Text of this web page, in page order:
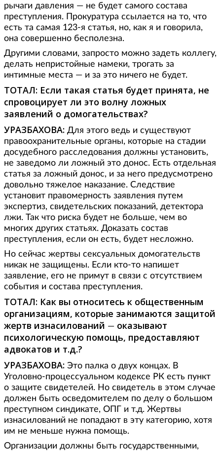
рычаги давления — не будет самого состава
преступления. Прокуратура ссылается на то, что
есть та самая 123-я статья, но, как я и говорила,
она совершенно бесполезна.
Другими словами, запросто можно задеть коллегу,
делать непристойные намеки, трогать за
интимные места — и за это ничего не будет.
ТОТАЛ: Если такая статья будет принята, не
спровоцирует ли это волну ложных
заявлений о домогательствах?
УРАЗБАХОВА: Для этого ведь и существуют
правоохранительные органы, которые на стадии
досудебного расследования должны установить,
не заведомо ли ложный это донос. Есть отдельная
статья за ложный донос, и за него предусмотрено
довольно тяжелое наказание. Следствие
установит правомерность заявления путем
экспертиз, свидетельских показаний, детектора
лжи. Так что риска будет не больше, чем во
многих других статьях. Доказать состав
преступления, если он есть, будет несложно.
Но сейчас жертвы сексуальных домогательств
никак не защищены. Если кто-то напишет
заявление, его не примут в связи с отсутствием
события и состава преступления.
ТОТАЛ: Как вы относитесь к общественным
организациям, которые занимаются защитой
жертв изнасилований — оказывают
психологическую помощь, предоставляют
адвокатов и т.д.?
УРАЗБАХОВА: Это палка о двух концах. В
Уголовно-процессуальном кодексе РК есть пункт
о защите свидетелей. Но свидетель в этом случае
должен быть осведомителем по делу о большом
преступном синдикате, ОПГ и т.д. Жертвы
изнасилований не попадают в эту категорию, хотя
им не меньше нужна помощь.
Организации должны быть государственными,